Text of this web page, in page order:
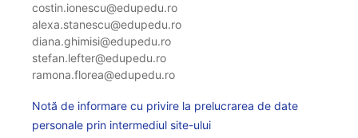
costin.ionescu@edupedu.ro
alexa.stanescu@edupedu.ro
diana.ghimisi@edupedu.ro
stefan.lefter@edupedu.ro
ramona.florea@edupedu.ro
Notă de informare cu privire la prelucrarea de date
personale prin intermediul site-ului